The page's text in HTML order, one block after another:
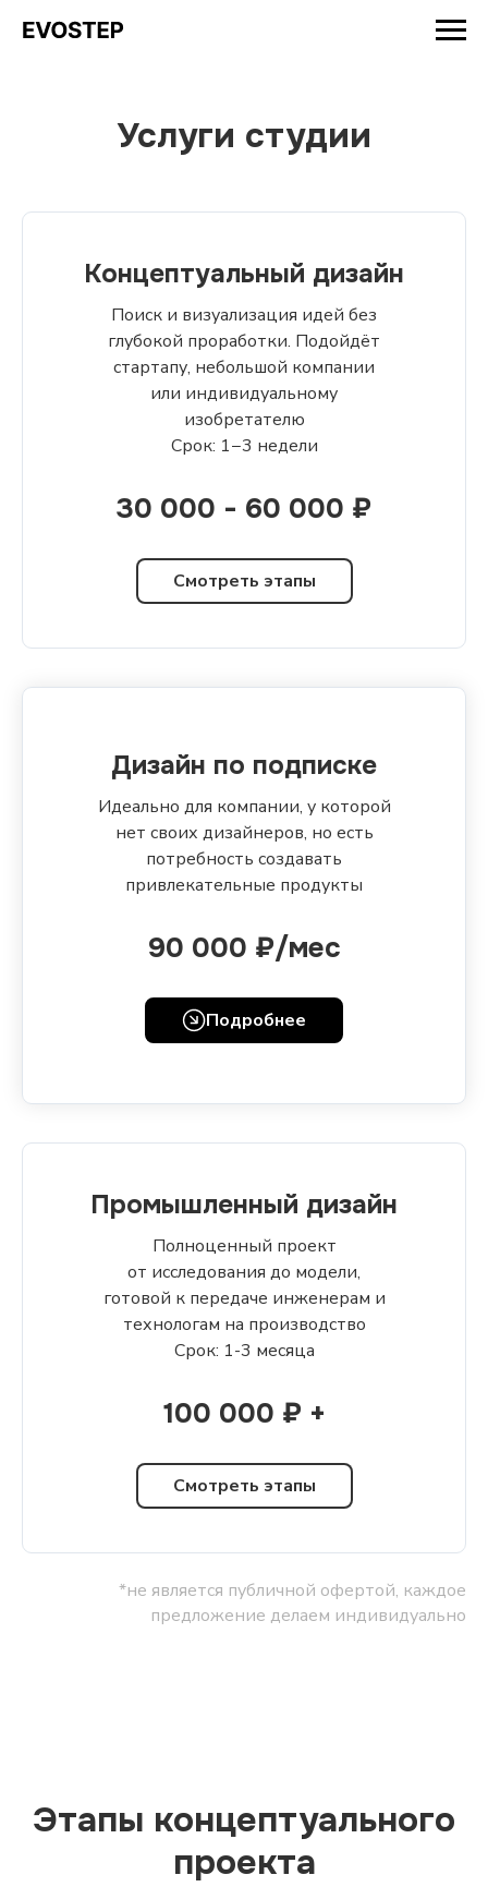
Услуги студии
Концептуальный дизайн
Поиск и визуализация идей без
глубокой проработки. Подойдёт
стартапу, небольшой компании
или индивидуальному
изобретателю
Срок: 1−3 недели
30 000 - 60 000 ₽
Смотреть этапы
Дизайн по подписке
Идеально для компании, у которой
нет своих дизайнеров, но есть
потребность создавать
привлекательные продукты
90 000 ₽/мес
Подробнее
Промышленный дизайн
Полноценный проект
от исследования до модели,
готовой к передаче инженерам и
технологам на производство
Срок: 1-3 месяца
100 000 ₽ +
Смотреть этапы
*не является публичной офертой, каждое
предложение делаем индивидуально
Этапы концептуального
проекта